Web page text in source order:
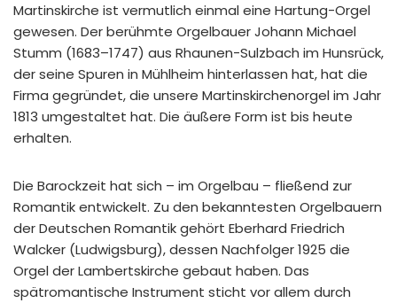
Martinskirche ist vermutlich einmal eine Hartung-Orgel
gewesen. Der berühmte Orgelbauer Johann Michael
Stumm (1683–1747) aus Rhaunen-Sulzbach im Hunsrück,
der seine Spuren in Mühlheim hinterlassen hat, hat die
Firma gegründet, die unsere Martinskirchenorgel im Jahr
1813 umgestaltet hat. Die äußere Form ist bis heute
erhalten.
Die Barockzeit hat sich – im Orgelbau – fließend zur
Romantik entwickelt. Zu den bekanntesten Orgelbauern
der Deutschen Romantik gehört Eberhard Friedrich
Walcker (Ludwigsburg), dessen Nachfolger 1925 die
Orgel der Lambertskirche gebaut haben. Das
spätromantische Instrument sticht vor allem durch